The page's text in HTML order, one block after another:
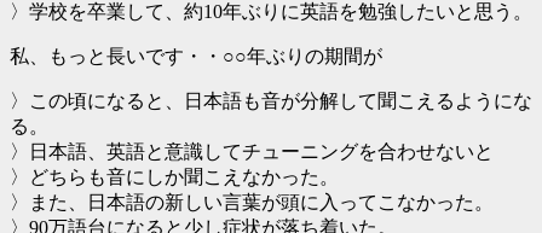
〉学校を卒業して、約10年ぶりに英語を勉強したいと思う。
私、もっと長いです・・○○年ぶりの期間が
〉この頃になると、日本語も音が分解して聞こえるようにな
る。
〉日本語、英語と意識してチューニングを合わせないと
〉どちらも音にしか聞こえなかった。
〉また、日本語の新しい言葉が頭に入ってこなかった。
〉90万語台になると少し症状が落ち着いた。